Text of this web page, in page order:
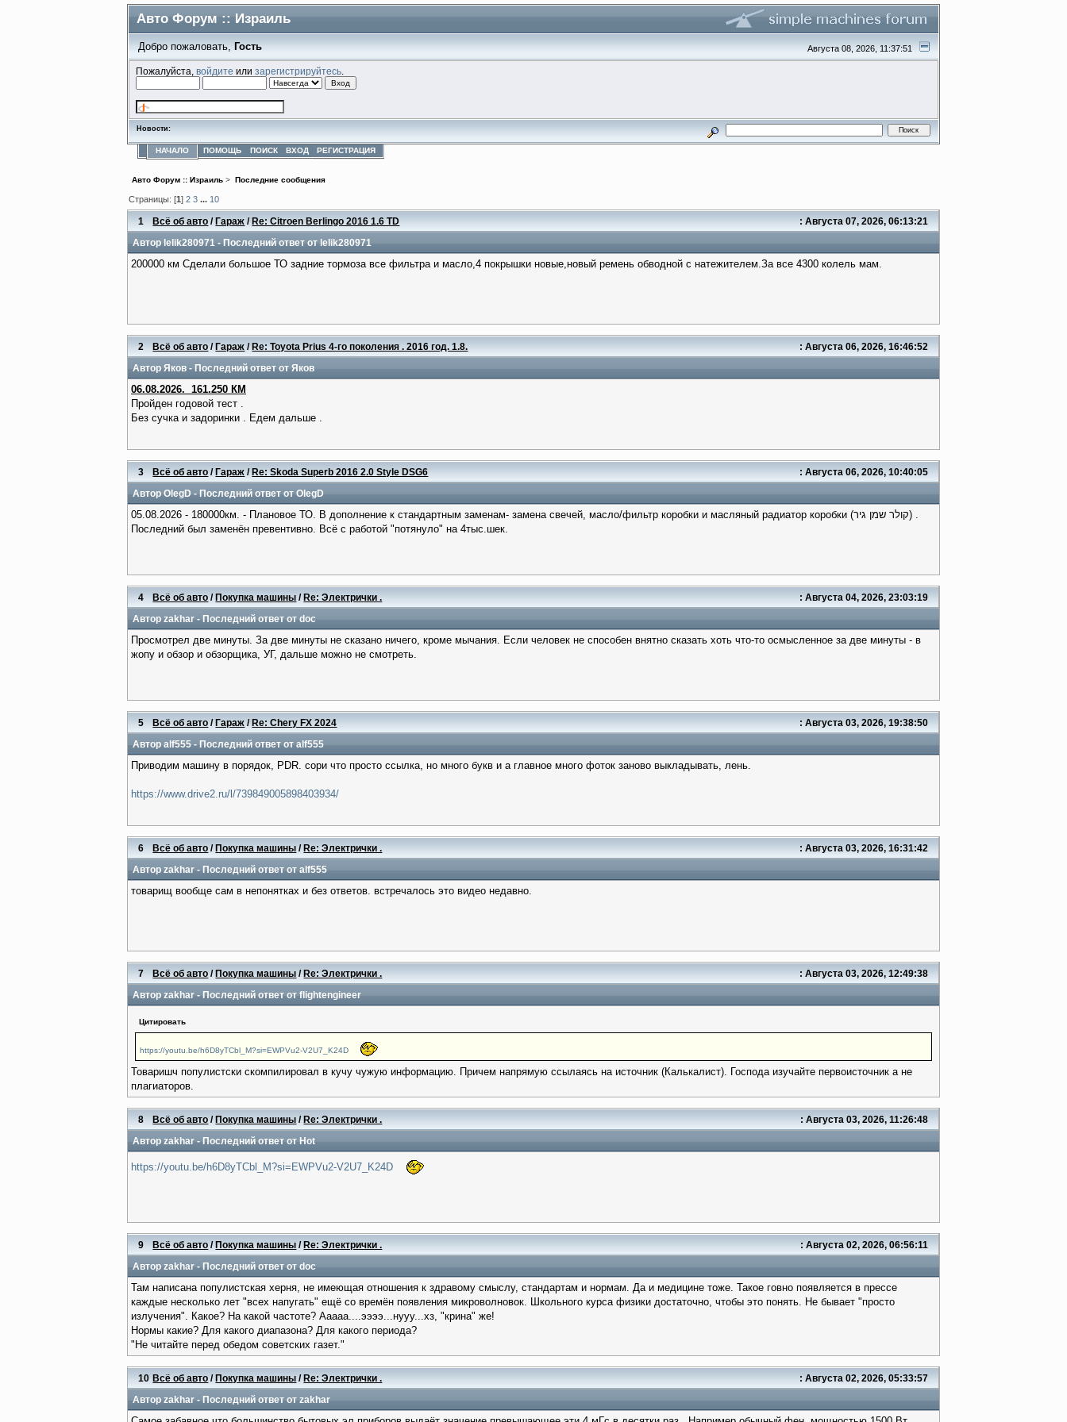
Авто Форум :: Израиль
Августа 08, 2026, 11:37:51
Добро пожаловать, Гость
Пожалуйста,войдите илизарегистрируйтесь
Новости:
НАЧАЛО ПОМОЩЬ ПОИСК ВХОД РЕГИСТРАЦИЯ
Авто Форум :: Израиль > Последние сообщения
Страницы: [1]2 3 ...10
1 Всё об авто /Гараж /Re: Citroen Berlingo 2016 1.6 TD : Августа 07, 2026, 06:13:21
Автор lelik280971 - Последний ответ от lelik280971
200000 км Сделали большое ТО задние тормоза все фильтра и масло,4 покрышки новые,новый ремень обводной с натежителем.За все 4300 колель мам.
2 Всё об авто /Гараж /Re: Toyota Prius 4-го поколения . 2016 год. 1.8. : Августа 06, 2026, 16:46:52
Автор Яков - Последний ответ от Яков
06.08.2026. 161.250 КМ
Пройден годовой тест .
Без сучка и задоринки . Едем дальше .
3 Всё об авто /Гараж /Re: Skoda Superb 2016 2.0 Style DSG6 : Августа 06, 2026, 10:40:05
Автор OlegD - Последний ответ от OlegD
05.08.2026 - 180000км. - Плановое ТО. В дополнение к стандартным заменам- замена свечей, масло/фильтр коробки и масляный радиатор коробки (קולר שמן גיר) .
Последний был заменён превентивно. Всё с работой "потянуло" на 4тыс.шек.
4 Всё об авто /Покупка машины /Re: Электрички . : Августа 04, 2026, 23:03:19
Автор zakhar - Последний ответ от doc
Просмотрел две минуты. За две минуты не сказано ничего, кроме мычания. Если человек не способен внятно сказать хоть что-то осмысленное за две минуты - в
жопу и обзор и обзорщика, УГ, дальше можно не смотреть.
5 Всё об авто /Гараж /Re: Chery FX 2024 : Августа 03, 2026, 19:38:50
Автор alf555 - Последний ответ от alf555
Приводим машину в порядок, PDR. сори что просто ссылка, но много букв и а главное много фоток заново выкладывать, лень.
https://www.drive2.ru/l/739849005898403934/
6 Всё об авто /Покупка машины /Re: Электрички . : Августа 03, 2026, 16:31:42
Автор zakhar - Последний ответ от alf555
товарищ вообще сам в непонятках и без ответов. встречалось это видео недавно.
7 Всё об авто /Покупка машины /Re: Электрички . : Августа 03, 2026, 12:49:38
Автор zakhar - Последний ответ от flightengineer
Цитировать
https://youtu.be/h6D8yTCbl_M?si=EWPVu2-V2U7_K24D
Товаришч популистски скомпилировал в кучу чужую информацию. Причем напрямую ссылаясь на источник (Калькалист). Господа изучайте первоисточник а не
плагиаторов.
8 Всё об авто /Покупка машины /Re: Электрички . : Августа 03, 2026, 11:26:48
Автор zakhar - Последний ответ от Hot
https://youtu.be/h6D8yTCbl_M?si=EWPVu2-V2U7_K24D
9 Всё об авто /Покупка машины /Re: Электрички . : Августа 02, 2026, 06:56:11
Автор zakhar - Последний ответ от doc
Там написана популистская херня, не имеющая отношения к здравому смыслу, стандартам и нормам. Да и медицине тоже. Такое говно появляется в прессе
каждые несколько лет "всех напугать" ещё со времён появления микроволновок. Школьного курса физики достаточно, чтобы это понять. Не бывает "просто
излучения". Какое? На какой частоте? Ааааа....ээээ...нууу...хз, "крина" же!
Нормы какие? Для какого диапазона? Для какого периода?
"Не читайте перед обедом советских газет."
10 Всё об авто /Покупка машины /Re: Электрички . : Августа 02, 2026, 05:33:57
Автор zakhar - Последний ответ от zakhar